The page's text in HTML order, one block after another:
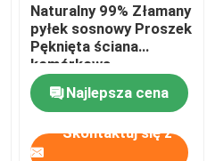
Naturalny 99% Złamany
pyłek sosnowy Proszek
Pęknięta ściana
komórkowa
Najlepsza cena
Skontaktuj się z